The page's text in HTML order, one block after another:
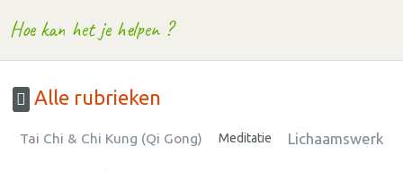
Hoe kan het je helpen ?
Alle rubrieken
Tai Chi & Chi Kung (Qi Gong) Meditatie Lichaamswerk